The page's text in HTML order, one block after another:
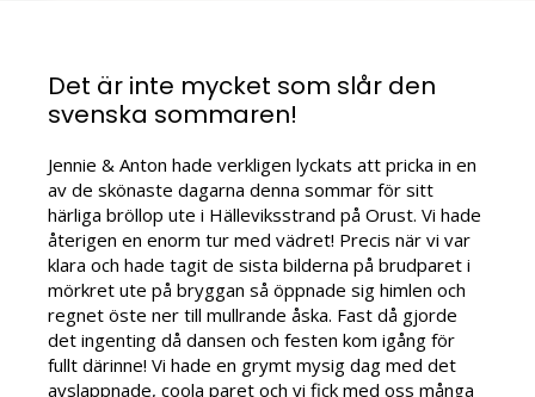
Det är inte mycket som slår den
svenska sommaren!
Jennie & Anton hade verkligen lyckats att pricka in en
av de skönaste dagarna denna sommar för sitt
härliga bröllop ute i Hälleviksstrand på Orust. Vi hade
återigen en enorm tur med vädret! Precis när vi var
klara och hade tagit de sista bilderna på brudparet i
mörkret ute på bryggan så öppnade sig himlen och
regnet öste ner till mullrande åska. Fast då gjorde
det ingenting då dansen och festen kom igång för
fullt därinne! Vi hade en grymt mysig dag med det
avslappnade, coola paret och vi fick med oss många